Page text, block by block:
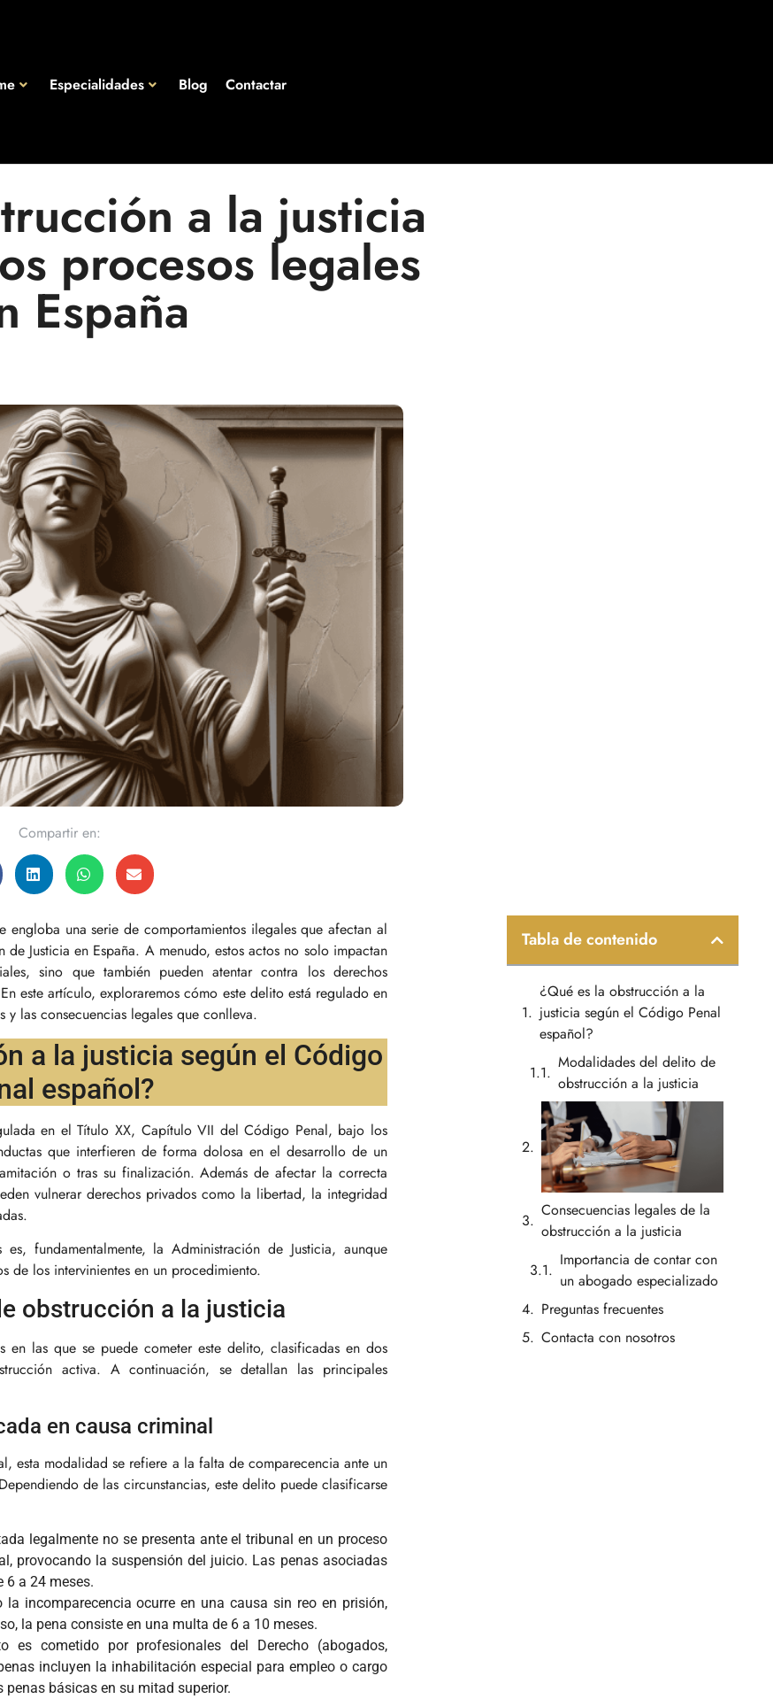
Especialidades Blog Contactar
a la justicia
procesos legales
España
Compartir en:
engloba una serie de comportamientos ilegales que afectan al
Justicia en España. A menudo, estos actos no solo impactan
sino que también pueden atentar contra los derechos
este artículo, exploraremos cómo este delito está regulado en
las consecuencias legales que conlleva.
a la justicia según el Código
español?
en el Título XX, Capítulo VII del Código Penal, bajo los
que interfieren de forma dolosa en el desarrollo de un
o tras su finalización. Además de afectar la correcta
vulnerar derechos privados como la libertad, la integridad
fundamentalmente, la Administración de Justicia, aunque
de los intervinientes en un procedimiento.
obstrucción a la justicia
en las que se puede cometer este delito, clasificadas en dos
activa. A continuación, se detallan las principales
en causa criminal
esta modalidad se refiere a la falta de comparecencia ante un
de las circunstancias, este delito puede clasificarse
legalmente no se presenta ante el tribunal en un proceso
provocando la suspensión del juicio. Las penas asociadas
6 a 24 meses.
la incomparecencia ocurre en una causa sin reo en prisión,
la pena consiste en una multa de 6 a 10 meses.
es cometido por profesionales del Derecho (abogados,
incluyen la inhabilitación especial para empleo o cargo
básicas en su mitad superior.
Tabla de contenido
¿Qué es la obstrucción a la
justicia según el Código Penal
español?
Modalidades del delito de
obstrucción a la justicia
Consecuencias legales de la
obstrucción a la justicia
Importancia de contar con
un abogado especializado
Preguntas frecuentes
Contacta con nosotros